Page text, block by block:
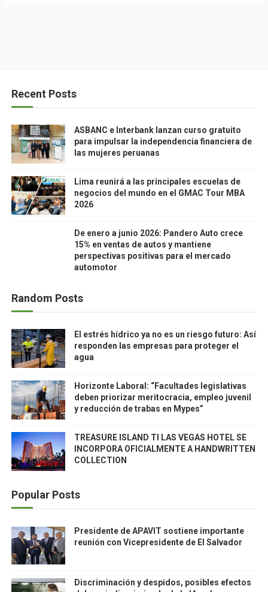
Recent Posts
ASBANC e Interbank lanzan curso gratuito
para impulsar la independencia financiera de
las mujeres peruanas
Lima reunirá a las principales escuelas de
negocios del mundo en el GMAC Tour MBA
2026
De enero a junio 2026: Pandero Auto crece
15% en ventas de autos y mantiene
perspectivas positivas para el mercado
automotor
Random Posts
El estrés hídrico ya no es un riesgo futuro: Así
responden las empresas para proteger el
agua
Horizonte Laboral: “Facultades legislativas
deben priorizar meritocracia, empleo juvenil
y reducción de trabas en Mypes”
TREASURE ISLAND TI LAS VEGAS HOTEL SE
INCORPORA OFICIALMENTE A HANDWRITTEN
COLLECTION
Popular Posts
Presidente de APAVIT sostiene importante
reunión con Vicepresidente de El Salvador
Discriminación y despidos, posibles efectos